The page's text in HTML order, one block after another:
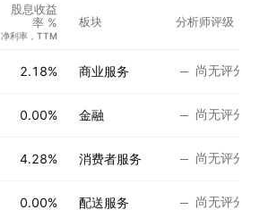
股息收益
率 %
净利率，TTM
板块 分析师评级
2.18% 商业服务 尚无评分
0.00% 金融 尚无评分
4.28% 消费者服务 尚无评分
0.00% 配送服务 尚无评分